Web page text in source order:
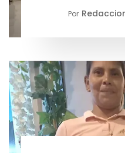
millones de
Por